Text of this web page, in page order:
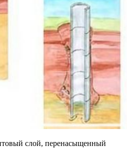
слой, перенасыщенный